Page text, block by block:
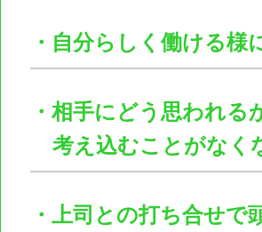
・自分らしく働ける様
・相手にどう思われる
考え込むことがなく
・上司との打ち合せで